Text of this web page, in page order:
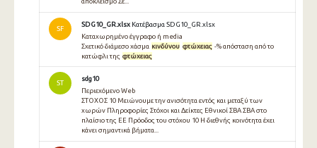
SF
SDG10_GR.xlsx Κατέβασμα SDG10_GR.xlsx
Καταχωρημένο έγγραφο ή media
Σχετικό διάμεσο χάσμα κινδύνου φτώχειας -% απόσταση από το
κατώφλι της φτώχειας
ST
sdg10
Περιεχόμενο Web
ΣΤΟΧΟΣ 10 Μειώνουμε την ανισότητα εντός και μεταξύ των
χωρών Πληροφορίες Στόχοι και Δείκτες Εθνικοί ΣΒΑ ΣΒΑ στο
πλαίσιο της ΕΕ Πρόοδος του στόχου 10 Η διεθνής κοινότητα έχει
κάνει σημαντικά βήματα...